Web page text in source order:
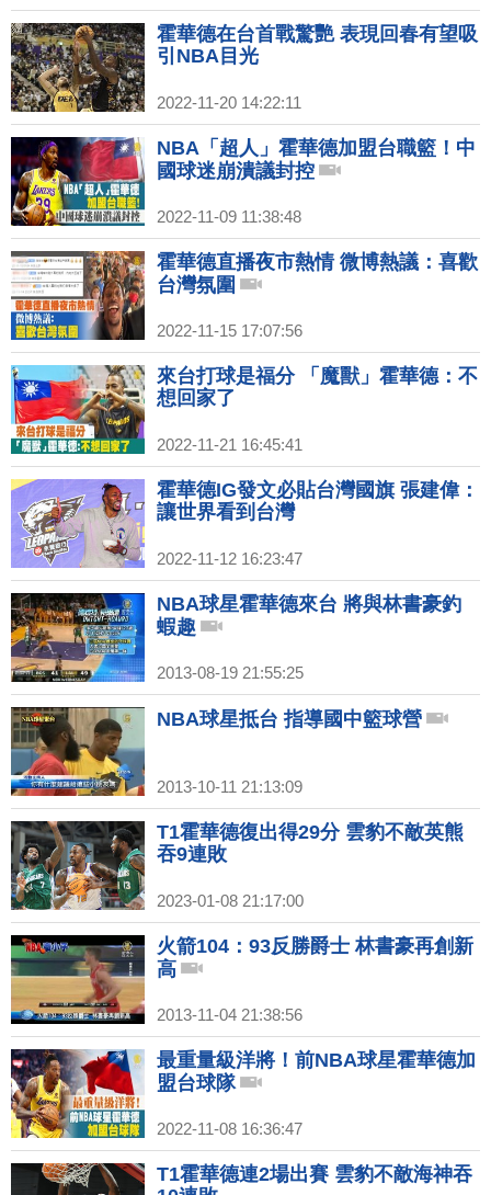
霍華德在台首戰驚艷 表現回春有望吸
引NBA目光
2022-11-20 14:22:11
NBA「超人」霍華德加盟台職籃！中
國球迷崩潰議封控
2022-11-09 11:38:48
霍華德直播夜市熱情 微博熱議：喜歡
台灣氛圍
2022-11-15 17:07:56
來台打球是福分 「魔獸」霍華德：不
想回家了
2022-11-21 16:45:41
霍華德IG發文必貼台灣國旗 張建偉：
讓世界看到台灣
2022-11-12 16:23:47
NBA球星霍華德來台 將與林書豪釣
蝦趣
2013-08-19 21:55:25
NBA球星抵台 指導國中籃球營
2013-10-11 21:13:09
T1霍華德復出得29分 雲豹不敵英熊
吞9連敗
2023-01-08 21:17:00
火箭104：93反勝爵士 林書豪再創新
高
2013-11-04 21:38:56
最重量級洋將！前NBA球星霍華德加
盟台球隊
2022-11-08 16:36:47
T1霍華德連2場出賽 雲豹不敵海神吞